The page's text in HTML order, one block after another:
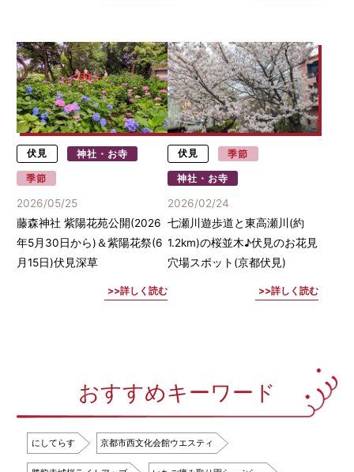
伏見 神社・お寺
季節
2026/05/25
藤森神社 紫陽花苑公開(2026
年5月30日から)＆紫陽花祭(6
月15日)伏見深草
詳しく読む
伏見 季節
神社・お寺
2026/02/24
七瀬川遊歩道と東高瀬川(約
1.2km)の桜並木♪伏見のお花見
穴場スポット(京都伏見)
詳しく読む
おすすめキーワード
にしてらす 京都市西文化会館ウエスティ